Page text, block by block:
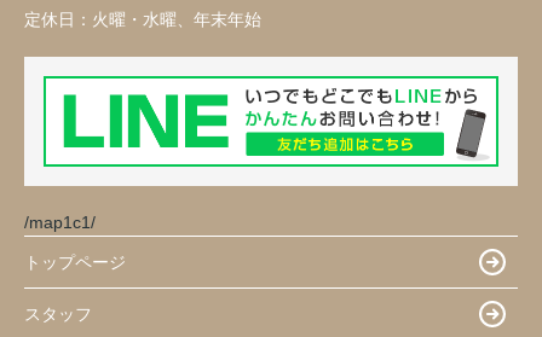
定休日： 火曜・水曜、年末年始
/map1c1/
トップページ
スタッフ